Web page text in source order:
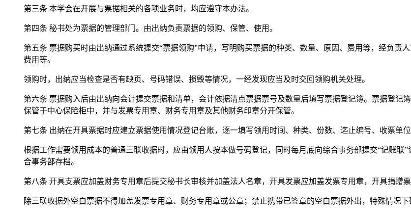
第三条 本学会在开展与票据相关的各项业务时，均应遵守本办法。
第四条 秘书处为票据的管理部门。由出纳负责票据的领购、保管、使用。
第五条 票据购买时由出纳通过系统提交“票据领购”申请，写明购买票据的种类、数量、原因、费用等，经负责
费用等。
领购时，出纳应当检查是否有缺页、号码错误、损毁等情况，一经发现应当及时交回领购机关处理。
第六条 票据购入后由出纳向会计提交票据和清单，会计依据清点票据票号及数量后填写票据登记簿。票据登记
保管于中心保险柜中，并与发票专用章、财务专用章及其他财务印章分开保管。
第七条 出纳在开具票据时应建立票据使用情况登记台账，逐一填写领用时间、种类、份数、迄止编号、收票单
根据工作需要领用成本的普通三联收据时，应由领用人按本做号码登记，同时每月底向综合事务部提交“记账
合事务部存档。
第八条 开具支票应加盖财务专用章后提交秘书长审核并加盖法人名章，开具发票应加盖发票专用章，开具捐赠
除三联收据外空白票据不得加盖发票专用章、财务专用章或公章；禁止携带已签章的空白票据外出，特殊情况